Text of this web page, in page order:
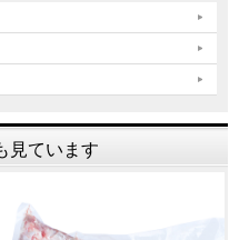
見ています